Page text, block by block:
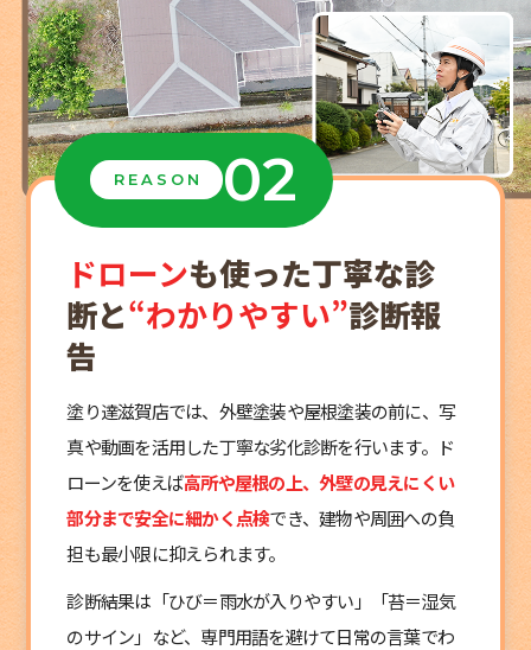
REASON 02
ドローンも使った丁寧な診
断と“わかりやすい”診断報
告
塗り達滋賀店では、外壁塗装や屋根塗装の前に、写
真や動画を活用した丁寧な劣化診断を行います。ド
ローンを使えば高所や屋根の上、外壁の見えにくい
部分まで安全に細かく点検でき、建物や周囲への負
担も最小限に抑えられます。
診断結果は「ひび＝雨水が入りやすい」「苔＝湿気
のサイン」など、専門用語を避けて日常の言葉でわ